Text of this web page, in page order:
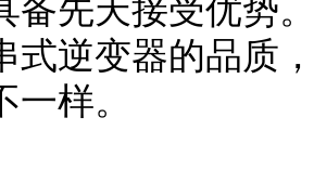
备先天接受优势
式逆变器的品质
样。